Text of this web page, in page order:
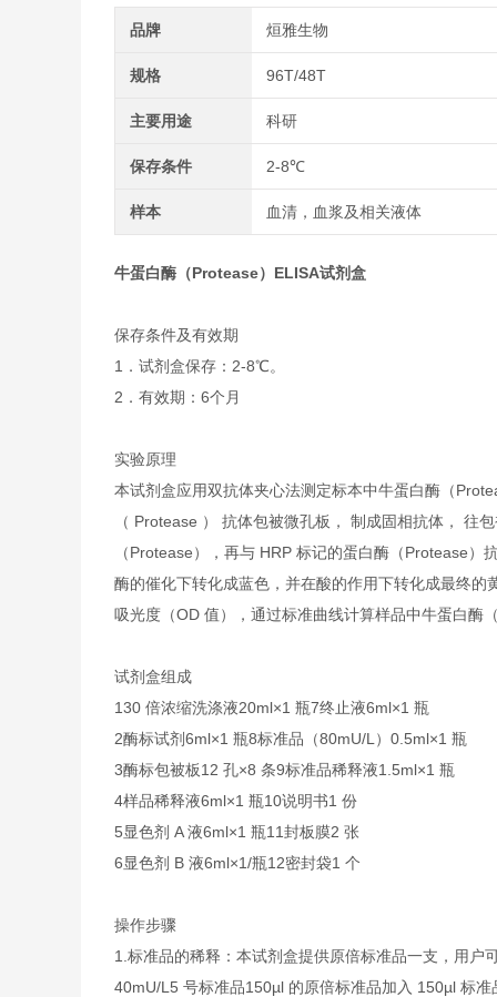
品牌 烜雅生物
规格 96T/48T
主要用途 科研
保存条件 2-8℃
样本 血清，血浆及相关液体
牛蛋白酶（Protease）ELISA试剂盒
保存条件及有效期
1．试剂盒保存：2-8℃。
2．有效期：6个月
实验原理
本试剂盒应用双抗体夹心法测定标本中牛蛋白酶（
（ Protease ） 抗体包被微孔板， 制成固相抗体， 往
（Protease），再与 HRP 标记的蛋白酶（Protease
酶的催化下转化成蓝色，并在酸的作用下转化成最终
吸光度（OD 值），通过标准曲线计算样品中牛蛋白酶
试剂盒组成
130 倍浓缩洗涤液20ml×1 瓶7终止液6ml×1 瓶
2酶标试剂6ml×1 瓶8标准品（80mU/L） 0.5ml×1 瓶
3酶标包被板12 孔×8 条9标准品稀释液1.5ml×1 瓶
4样品稀释液6ml×1 瓶10说明书1 份
5显色剂 A 液6ml×1 瓶11封板膜2 张
6显色剂 B 液6ml×1/瓶12密封袋1 个
操作步骤
1.标准品的稀释：本试剂盒提供原倍标准品一支，用户
40mU/L 5 号标准品150µl 的原倍标准品加入 150µl 标准